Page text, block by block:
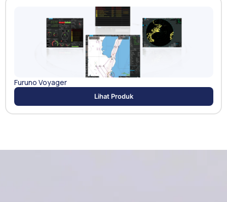
Furuno Voyager
Lihat Produk